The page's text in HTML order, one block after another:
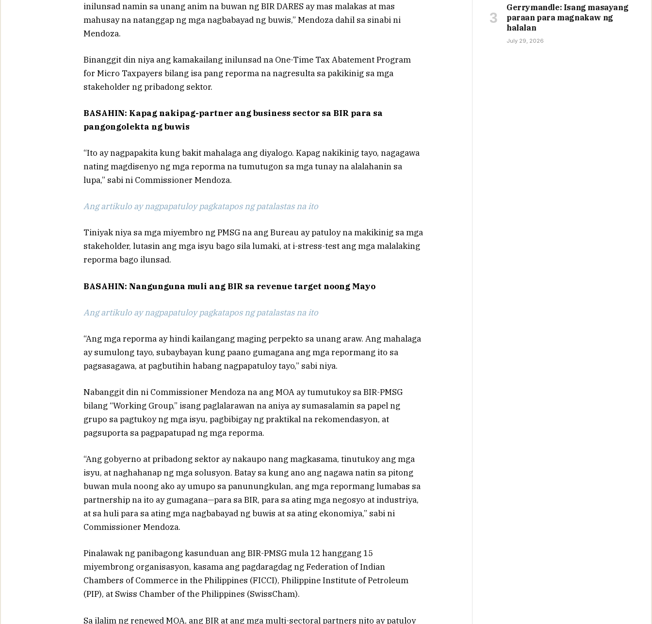
inilunsad namin sa unang anim na buwan ng BIR DARES ay mas malakas at mas
mahusay na natanggap ng mga nagbabayad ng buwis,” Mendoza dahil sa sinabi ni
Mendoza.
Binanggit din niya ang kamakailang inilunsad na One-Time Tax Abatement Program
for Micro Taxpayers bilang isa pang reporma na nagresulta sa pakikinig sa mga
stakeholder ng pribadong sektor.
BASAHIN: Kapag nakipag-partner ang business sector sa BIR para sa
pangongolekta ng buwis
“Ito ay nagpapakita kung bakit mahalaga ang diyalogo. Kapag nakikinig tayo, nagagawa
nating magdisenyo ng mga reporma na tumutugon sa mga tunay na alalahanin sa
lupa,” sabi ni Commissioner Mendoza.
Ang artikulo ay nagpapatuloy pagkatapos ng patalastas na ito
Tiniyak niya sa mga miyembro ng PMSG na ang Bureau ay patuloy na makikinig sa mga
stakeholder, lutasin ang mga isyu bago sila lumaki, at i-stress-test ang mga malalaking
reporma bago ilunsad.
BASAHIN: Nangunguna muli ang BIR sa revenue target noong Mayo
Ang artikulo ay nagpapatuloy pagkatapos ng patalastas na ito
“Ang mga reporma ay hindi kailangang maging perpekto sa unang araw. Ang mahalaga
ay sumulong tayo, subaybayan kung paano gumagana ang mga repormang ito sa
pagsasagawa, at pagbutihin habang nagpapatuloy tayo,” sabi niya.
Nabanggit din ni Commissioner Mendoza na ang MOA ay tumutukoy sa BIR-PMSG
bilang “Working Group,” isang paglalarawan na aniya ay sumasalamin sa papel ng
grupo sa pagtukoy ng mga isyu, pagbibigay ng praktikal na rekomendasyon, at
pagsuporta sa pagpapatupad ng mga reporma.
“Ang gobyerno at pribadong sektor ay nakaupo nang magkasama, tinutukoy ang mga
isyu, at naghahanap ng mga solusyon. Batay sa kung ano ang nagawa natin sa pitong
buwan mula noong ako ay umupo sa panunungkulan, ang mga repormang lumabas sa
partnership na ito ay gumagana—para sa BIR, para sa ating mga negosyo at industriya,
at sa huli para sa ating mga nagbabayad ng buwis at sa ating ekonomiya,” sabi ni
Commissioner Mendoza.
Pinalawak ng panibagong kasunduan ang BIR-PMSG mula 12 hanggang 15
miyembrong organisasyon, kasama ang pagdaragdag ng Federation of Indian
Chambers of Commerce in the Philippines (FICCI), Philippine Institute of Petroleum
(PIP), at Swiss Chamber of the Philippines (SwissCham).
Sa ilalim ng renewed MOA, ang BIR at ang mga multi-sectoral partners nito ay patuloy
Gerrymandle: Isang masayang
paraan para magnakaw ng
halalan
July 29, 2026